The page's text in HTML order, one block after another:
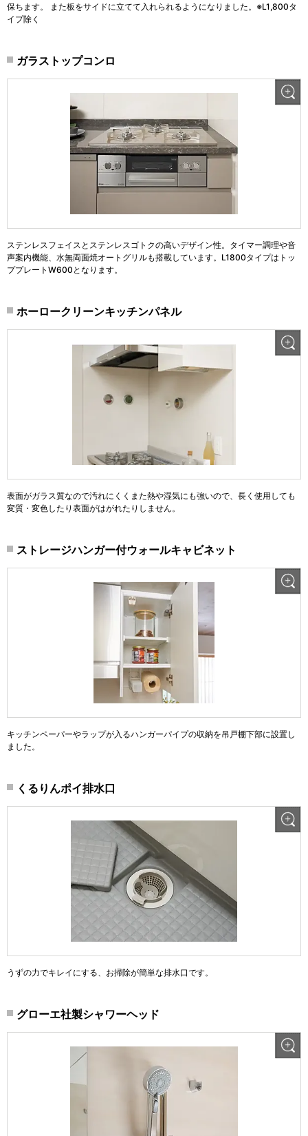
保ちます。 また板をサイドに立てて入れられるようになりました。※L1,800タ
イプ除く
ガラストップコンロ
ステンレスフェイスとステンレスゴトクの高いデザイン性。タイマー調理や音
声案内機能、水無両面焼オートグリルも搭載しています。L1800タイプはトッ
ププレートW600となります。
ホーロークリーンキッチンパネル
表面がガラス質なので汚れにくくまた熱や湿気にも強いので、長く使用しても
変質・変色したり表面がはがれたりしません。
ストレージハンガー付ウォールキャビネット
キッチンペーパーやラップが入るハンガーパイプの収納を吊戸棚下部に設置し
ました。
くるりんポイ排水口
うずの力でキレイにする、お掃除が簡単な排水口です。
グローエ社製シャワーヘッド